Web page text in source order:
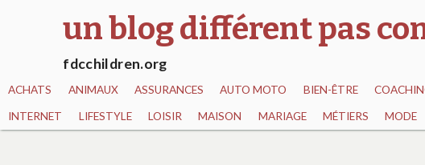
un blog différent pas
fdcchildren.org
ACHATS ANIMAUX ASSURANCES AUTO MOTO BIEN-ÊTRE
INTERNET LIFESTYLE LOISIR MAISON MARIAGE MÉTIERS MODE